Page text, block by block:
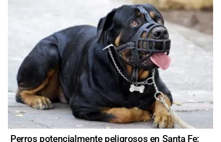
Perros potencialmente peligrosos en Santa Fe: